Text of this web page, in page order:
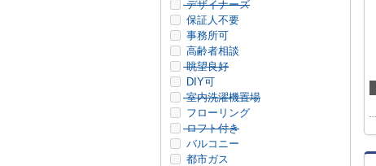
デザイナーズ
保証人不要
事務所可
高齢者相談
眺望良好
DIY可
室内洗濯機置場
フローリング
ロフト付き
バルコニー
都市ガス